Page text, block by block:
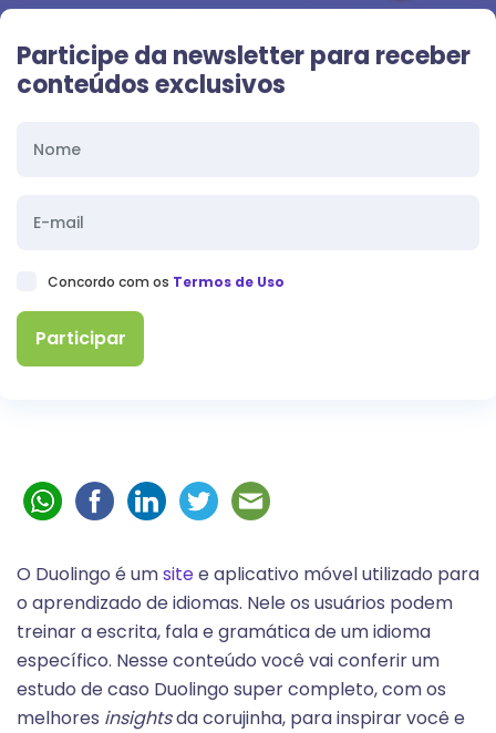
Participe da newsletter para receber
conteúdos exclusivos
Concordo com os Termos de Uso
O Duolingo é umsitee aplicativo móvel utilizado para
o aprendizado de idiomas. Nele os usuários podem
treinar a escrita, fala e gramática de um idioma
específico. Nesse conteúdo você vai conferir um
estudo de caso Duolingo super completo, com os
melhores insightsda corujinha, para inspirar você e